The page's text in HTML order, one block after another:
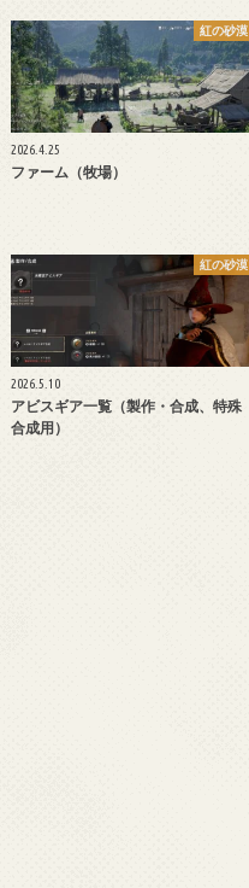
紅の砂漠
2026.4.25
ファーム（牧場）
紅の砂漠
2026.5.10
アビスギア一覧（製作・合成、特殊
合成用）